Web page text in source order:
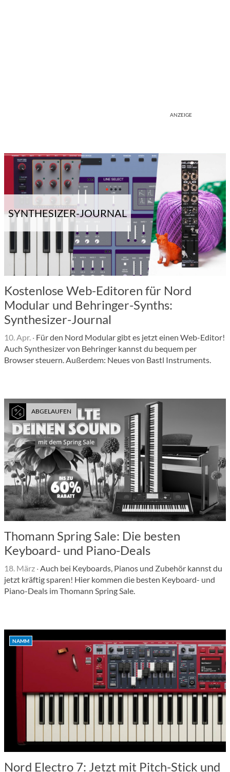
ANZEIGE
SYNTHESIZER-JOURNAL
Kostenlose Web-Editoren für Nord
Modular und Behringer-Synths:
Synthesizer-Journal
10. Apr. · Für den Nord Modular gibt es jetzt einen Web-Editor!
Auch Synthesizer von Behringer kannst du bequem per
Browser steuern. Außerdem: Neues von Bastl Instruments.
ABGELAUFEN
Thomann Spring Sale: Die besten
Keyboard- und Piano-Deals
18. März ·Auch bei Keyboards, Pianos und Zubehör kannst du
jetzt kräftig sparen! Hier kommen die besten Keyboard- und
Piano-Deals im Thomann Spring Sale.
NAMM
Nord Electro 7: Jetzt mit Pitch-Stick und